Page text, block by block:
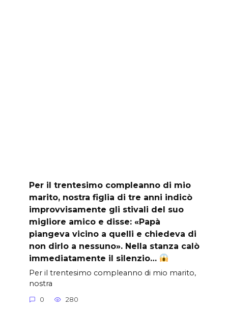
Per il trentesimo compleanno di mio
marito, nostra figlia di tre anni indicò
improvvisamente gli stivali del suo
migliore amico e disse: «Papà
piangeva vicino a quelli e chiedeva di
non dirlo a nessuno». Nella stanza calò
immediatamente il silenzio…
Per il trentesimo compleanno di mio marito,
nostra
0 280